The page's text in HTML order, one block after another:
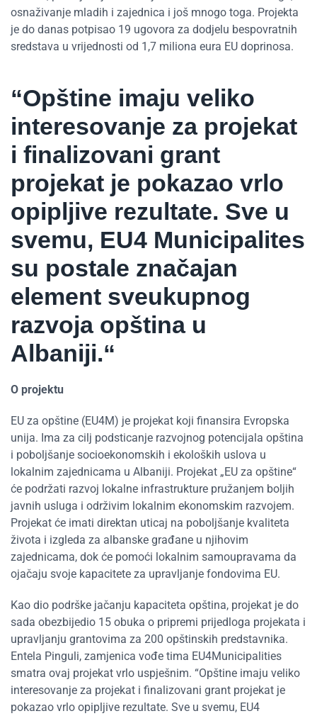
osnaživanje mladih i zajednica i još mnogo toga. Projekta
je do danas potpisao 19 ugovora za dodjelu bespovratnih
sredstava u vrijednosti od 1,7 miliona eura EU doprinosa.
“Opštine imaju veliko
interesovanje za projekat
i finalizovani grant
projekat je pokazao vrlo
opipljive rezultate. Sve u
svemu, EU4 Municipalites
su postale značajan
element sveukupnog
razvoja opština u
Albaniji.“
O projektu
EU za opštine (EU4M) je projekat koji finansira Evropska
unija. Ima za cilj podsticanje razvojnog potencijala opština
i poboljšanje socioekonomskih i ekoloških uslova u
lokalnim zajednicama u Albaniji. Projekat „EU za opštine“
će podržati razvoj lokalne infrastrukture pružanjem boljih
javnih usluga i održivim lokalnim ekonomskim razvojem.
Projekat će imati direktan uticaj na poboljšanje kvaliteta
života i izgleda za albanske građane u njihovim
zajednicama, dok će pomoći lokalnim samoupravama da
ojačaju svoje kapacitete za upravljanje fondovima EU.
Kao dio podrške jačanju kapaciteta opština, projekat je do
sada obezbijedio 15 obuka o pripremi prijedloga projekata i
upravljanju grantovima za 200 opštinskih predstavnika.
Entela Pinguli, zamjenica vođe tima EU4Municipalities
smatra ovaj projekat vrlo uspješnim. “Opštine imaju veliko
interesovanje za projekat i finalizovani grant projekat je
pokazao vrlo opipljive rezultate. Sve u svemu, EU4